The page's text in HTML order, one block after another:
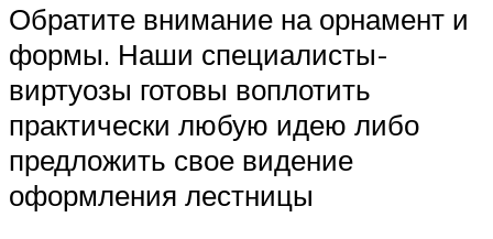
Обратите внимание на орнамент и
формы. Наши специалисты-
виртуозы готовы воплотить
практически любую идею либо
предложить свое видение
оформления лестницы